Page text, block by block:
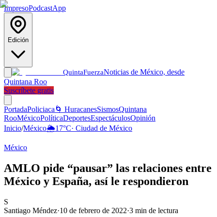
ImpresoPodcastApp
Edición
QuintaFuerzaNoticias de México, desde
Quintana Roo
Suscríbete gratis
PortadaPoliciaca 🌀 HuracanesSismosQuintana
RooMéxicoPolíticaDeportesEspectáculosOpinión
Inicio/México🌦️17°C· Ciudad de México
México
AMLO pide “pausar” las relaciones entre
México y España, así le respondieron
S
Santiago Méndez·10 de febrero de 2022·3 min de lectura